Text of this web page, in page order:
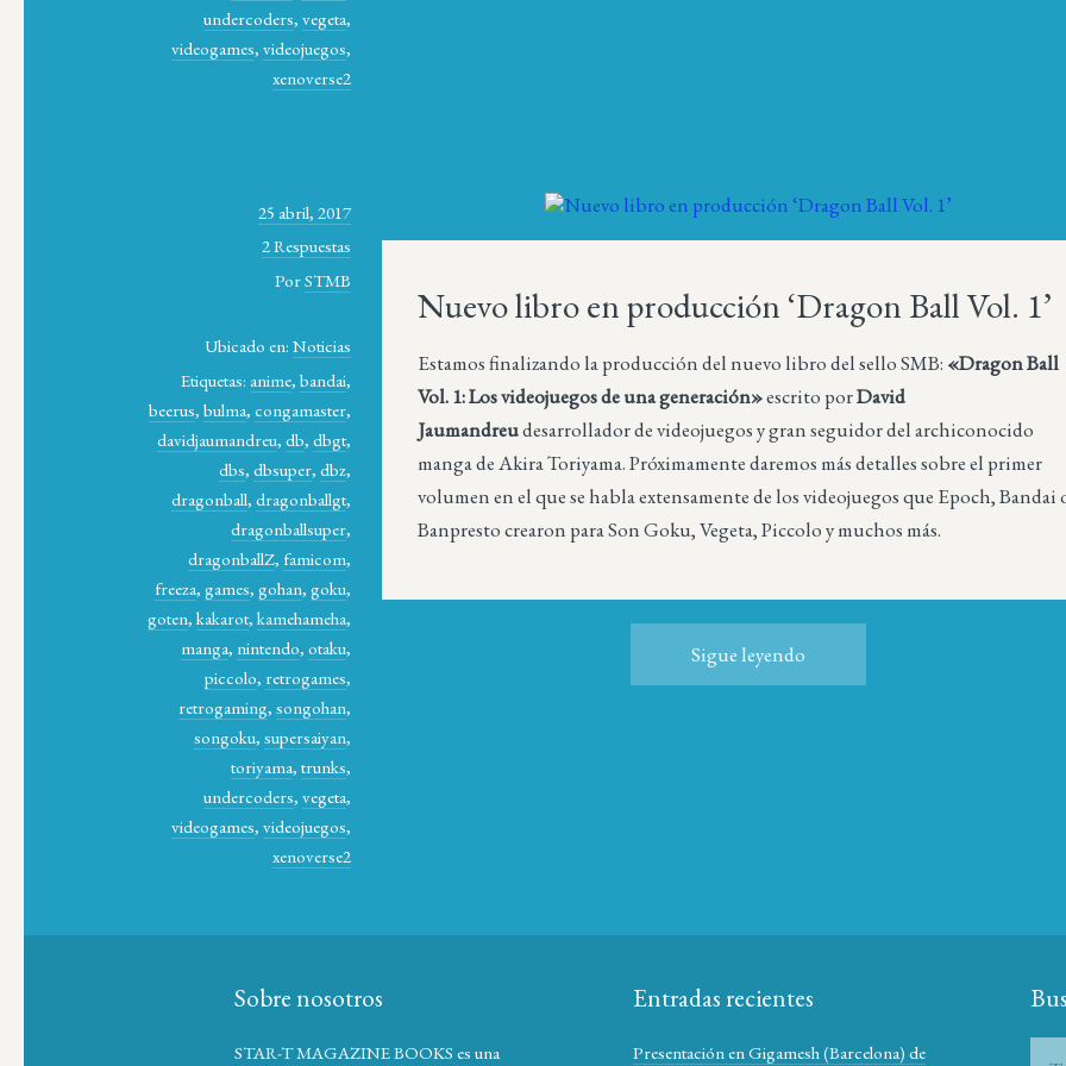
undercoders,vegeta,
videogames,videojuegos,
xenoverse2
25 abril, 2017
2 Respuestas
PorSTMB
Ubicado en:Noticias
Etiquetas: anime,bandai,
beerus,bulma,congamaster,
davidjaumandreu,db,dbgt,
dbs,dbsuper,dbz,
dragonball,dragonballgt,
dragonballsuper,
dragonballZ, famicom,
freeza,games,gohan,goku,
goten,kakarot,kamehameha,
manga, nintendo,otaku,
piccolo, retrogames,
retrogaming,songohan,
songoku,supersaiyan,
toriyama,trunks,
undercoders,vegeta,
videogames,videojuegos,
xenoverse2
Nuevo libro en producción ‘Dragon Ball Vol. 1’
Estamos finalizando la producción del nuevo libro del sello SMB: «Dragon Ball
Vol. 1: Los videojuegos de una generación»escrito porDavid
Jaumandreudesarrollador de videojuegos y gran seguidor del archiconocido
manga de Akira Toriyama. Próximamente daremos más detalles sobre el primer
volumen en el que se habla extensamente de los videojuegos que Epoch, Bandai
Banpresto crearon para Son Goku, Vegeta, Piccolo y muchos más.
Sigue leyendo
Sobre nosotros
STAR-T MAGAZINE BOOKS es una
Entradas recientes
Presentación en Gigamesh (Barcelona) de